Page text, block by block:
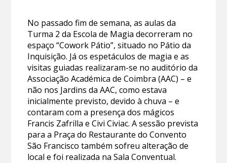
No passado fim de semana, as aulas da
Turma 2 da Escola de Magia decorreram no
espaço “Cowork Pátio”, situado no Pátio da
Inquisição. Já os espetáculos de magia e as
visitas guiadas realizaram-se no auditório da
Associação Académica de Coimbra (AAC) – e
não nos Jardins da AAC, como estava
inicialmente previsto, devido à chuva – e
contaram com a presença dos mágicos
Francis Zafrilla e Civi Civiac. A sessão prevista
para a Praça do Restaurante do Convento
São Francisco também sofreu alteração de
local e foi realizada na Sala Conventual.